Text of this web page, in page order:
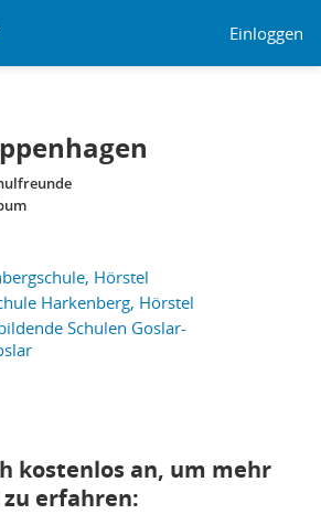
Einloggen
Hörstel
Harkenberg, Hörstel
Schulen Goslar-
kostenlos an, um mehr
erfahren: